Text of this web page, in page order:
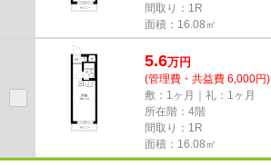
間取り：1R
面積：16.08㎡
5.6万円
(管理費・共益費 6,000円)
敷：1ヶ月｜礼：1ヶ月
所在階：4階
間取り：1R
面積：16.08㎡